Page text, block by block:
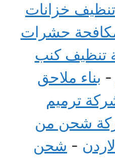
خزانات
حشرات
تنظيف كنب
- بناء ملاحق
ترميم
شحن من
- شحن